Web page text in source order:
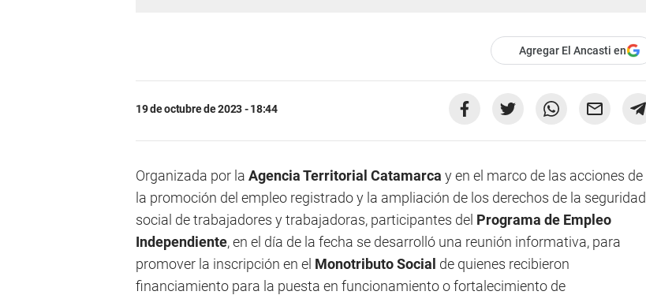
Agregar El Ancasti en
19 de octubre de 2023 - 18:44
Organizada por la Agencia Territorial Catamarca y en el marco de las acciones de
la promoción del empleo registrado y la ampliación de los derechos de la seguridad
social de trabajadores y trabajadoras, participantes del Programa de Empleo
Independiente, en el día de la fecha se desarrolló una reunión informativa, para
promover la inscripción en el Monotributo Social de quienes recibieron
financiamiento para la puesta en funcionamiento o fortalecimiento de